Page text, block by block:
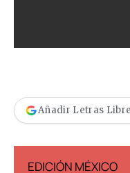
Añadir Letras
EDICIÓN MÉXICO